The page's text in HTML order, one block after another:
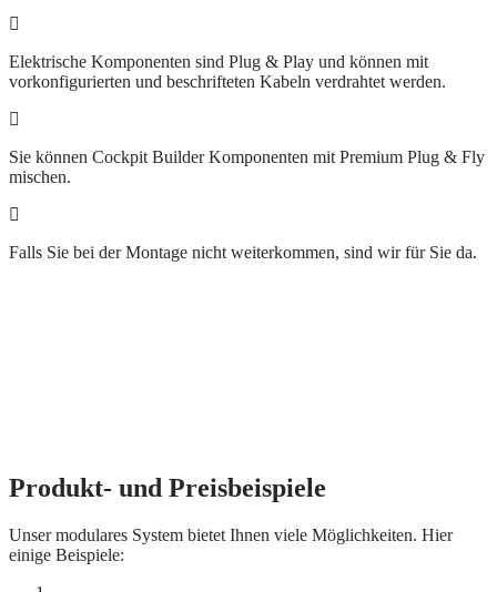
Elektrische Komponenten sind Plug & Play und können mit
vorkonfigurierten und beschrifteten Kabeln verdrahtet werden.
Sie können Cockpit Builder Komponenten mit Premium Plug & Fly
mischen.
Falls Sie bei der Montage nicht weiterkommen, sind wir für Sie da.
Produkt- und Preisbeispiele
Unser modulares System bietet Ihnen viele Möglichkeiten. Hier
einige Beispiele: